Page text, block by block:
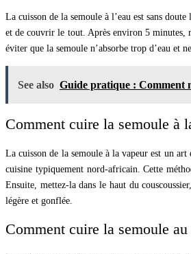
La cuisson de la semoule à l’eau est sans
et de couvrir le tout. Après environ 5 minutes,
éviter que la semoule n’absorbe trop d’eau et
See also Guide pratique : Comment
Comment cuire la semoule à
La cuisson de la semoule à la vapeur est un
cuisine typiquement nord-africain. Cette
Ensuite, mettez-la dans le haut du
légère et gonflée.
Comment cuire la semoule